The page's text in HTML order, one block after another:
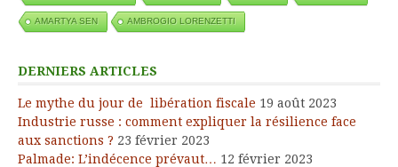
AMARTYA SEN AMBROGIO LORENZETTI
DERNIERS ARTICLES
Le mythe du jour de libération fiscale 19 août 2023
Industrie russe : comment expliquer la résilience face
aux sanctions ? 23 février 2023
Palmade: L’indécence prévaut… 12 février 2023